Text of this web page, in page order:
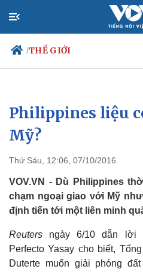
/THẾ GIỚI
Chính trị
Đảng
Tổ chức nhân sự
Nhận diện sự thật
Philippines liệu
Mỹ?
Thứ Sáu, 12:06, 07/10/2016
VOV.VN - Dù Philippines
chạm ngoại giao với Mỹ
định tiến tới một liên minh
Reuters ngày 6/10 dẫn lời
Perfecto Yasay cho biết,
Duterte muốn giải phóng